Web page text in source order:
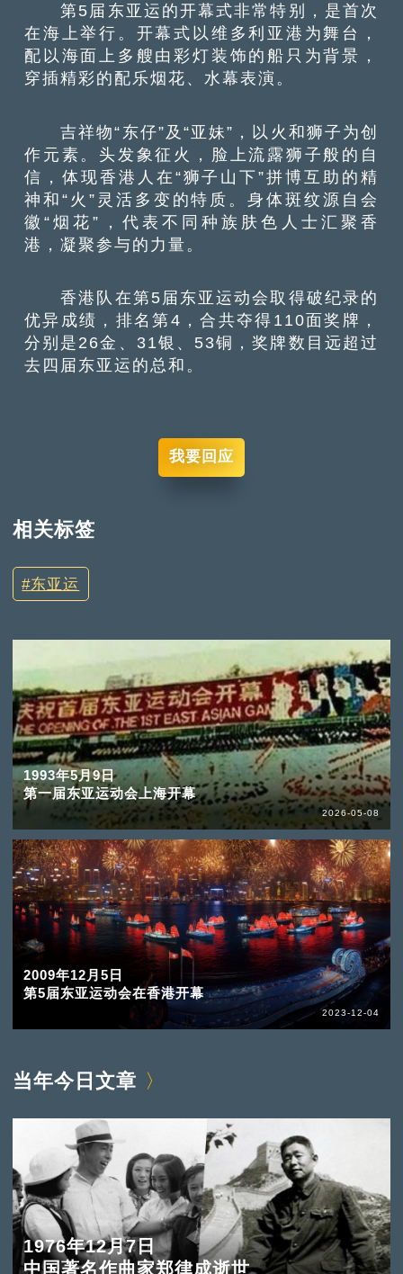
第5届东亚运的开幕式非常特别，是首次
在海上举行。开幕式以维多利亚港为舞台，
配以海面上多艘由彩灯装饰的船只为背景，
穿插精彩的配乐烟花、水幕表演。
吉祥物“东仔”及“亚妹”，以火和狮子为创
作元素。头发象征火，脸上流露狮子般的自
信，体现香港人在“狮子山下”拼博互助的精
神和“火”灵活多变的特质。身体斑纹源自会
徽“烟花”，代表不同种族肤色人士汇聚香
港，凝聚参与的力量。
香港队在第5届东亚运动会取得破纪录的
优异成绩，排名第4，合共夺得110面奖牌，
分别是26金、31银、53铜，奖牌数目远超过
去四届东亚运的总和。
我要回应
相关标签
东亚运
1993年5月9日
第一届东亚运动会上海开幕
2026-05-08
2009年12月5日
第5届东亚运动会在香港开幕
2023-12-04
当年今日文章
1976年12月7日
中国著名作曲家郑律成逝世